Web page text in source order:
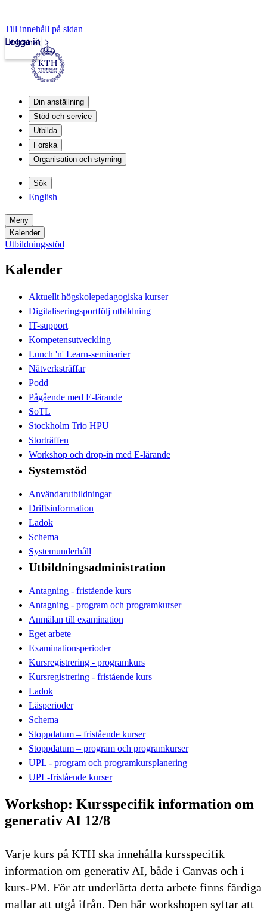
Till innehåll på sidan
Intranät
Logga in
Din anställning
Stöd och service
Utbilda
Forska
Organisation och styrning
Sök
English
Meny
Kalender
Utbildningsstöd
Kalender
Aktuellt högskolepedagogiska kurser
Digitaliseringsportfölj utbildning
IT-support
Kompetensutveckling
Lunch 'n' Learn-seminarier
Nätverksträffar
Podd
Pågående med E-lärande
SoTL
Stockholm Trio HPU
Storträffen
Workshop och drop-in med E-lärande
Systemstöd
Användarutbildningar
Driftsinformation
Ladok
Schema
Systemunderhåll
Utbildningsadministration
Antagning - fristående kurs
Antagning - program och programkurser
Anmälan till examination
Eget arbete
Examinationsperioder
Kursregistrering - programkurs
Kursregistrering - fristående kurs
Ladok
Läsperioder
Schema
Stoppdatum – fristående kurser
Stoppdatum – program och programkurser
UPL - program och programkursplanering
UPL-fristående kurser
Workshop: Kursspecifik information om
generativ AI 12/8
Varje kurs på KTH ska innehålla kursspecifik
information om generativ AI, både i Canvas och i
kurs-PM. För att underlätta detta arbete finns färdiga
mallar att utgå ifrån. Den här workshopen syftar att